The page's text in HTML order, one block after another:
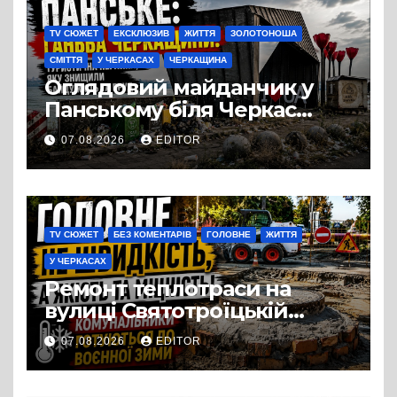
TV СЮЖЕТ ЕКСКЛЮЗИВ ЖИТТЯ ЗОЛОТОНОША
СМІТТЯ У ЧЕРКАСАХ ЧЕРКАЩИНА
Оглядовий майданчик у
Панському біля Черкас
перетворився на занедбане
сміттєзвалище
07.08.2026 EDITOR
TV СЮЖЕТ БЕЗ КОМЕНТАРІВ ГОЛОВНЕ ЖИТТЯ
У ЧЕРКАСАХ
Ремонт теплотраси на
вулиці Святотроїцькій
затягнувся порівняно із
запланованими термінами.
Вулицю досі не відкрили
07.08.2026 EDITOR